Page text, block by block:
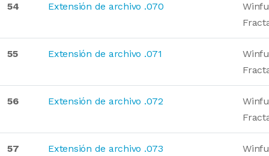
54 Extensión de archivo .070
55 Extensión de archivo .071
56 Extensión de archivo .072
57 Extensión de archivo .073